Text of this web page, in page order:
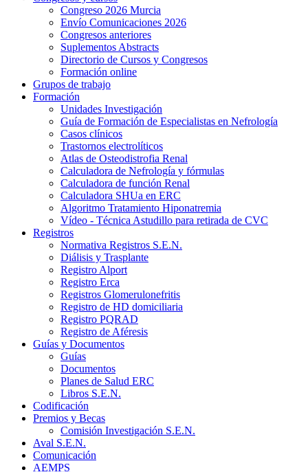
Congreso 2026 Murcia
Envío Comunicaciones 2026
Congresos anteriores
Suplementos Abstracts
Directorio de Cursos y Congresos
Formación online
Grupos de trabajo
Formación
Unidades Investigación
Guía de Formación de Especialistas en Nefrología
Casos clínicos
Trastornos electrolíticos
Atlas de Osteodistrofia Renal
Calculadora de Nefrología y fórmulas
Calculadora de función Renal
Calculadora SHUa en ERC
Algoritmo Tratamiento Hiponatremia
Vídeo - Técnica Astudillo para retirada de CVC
Registros
Normativa Registros S.E.N.
Diálisis y Trasplante
Registro Alport
Registro Erca
Registros Glomerulonefritis
Registro de HD domiciliaria
Registro PQRAD
Registro de Aféresis
Guías y Documentos
Guías
Documentos
Planes de Salud ERC
Libros S.E.N.
Codificación
Premios y Becas
Comisión Investigación S.E.N.
Aval S.E.N.
Comunicación
AEMPS